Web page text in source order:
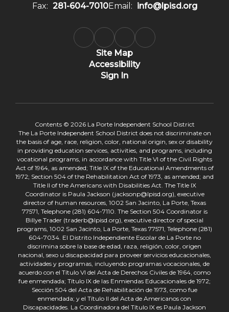
Fax: 281-604-7010Email: info@lpisd.org
Site Map
Accessibility
Sign In
Contents © 2026 La Porte Independent School District
The La Porte Independent School District does not discriminate on
the basis of age, race, religion, color, national origin, sex or disability
in providing education services, activities, and programs, including
vocational programs, in accordance with Title VI of the Civil Rights
Act of 1964, as amended; Title IX of the Educational Amendments of
1972; Section 504 of the Rehabilitation Act of 1973, as amended; and
Title II of the Americans with Disabilities Act. The Title IX
Coordinator is Paula Jackson (jacksonp@lpisd.org), executive
director of human resources, 1002 San Jacinto, La Porte, Texas
77571, Telephone (281) 604-7110. The Section 504 Coordinator is
Billye Trader (traderb@lpisd.org), executive director of special
programs, 1002 San Jacinto, La Porte, Texas 77571, Telephone (281)
604-7034. El Distrito Independiente Escolar de La Porte no
discrimina sobre la base de edad, raza, religión, color, origen
nacional, sexo u discapacidad para proveer servicios educacionales,
actividades y programas, incluyendo programas vocacionales, de
acuerdo con el Título VI del Acta de Derechos Civiles de 1964, como
fue enmendada; Título IX de las Enmiendas Educacionales de 1972;
Sección 504 del Acta de Rehabilitación de 1973, como fue
enmendada; y el Título II del Acta de Americanos con
Discapacidades. La Coordinadora del Título IX es Paula Jackson